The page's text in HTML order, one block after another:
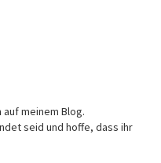
meinem Blog.
seid und hoffe, dass ihr